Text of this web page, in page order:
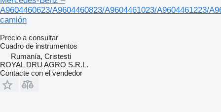
A9604460623/A9604460823/A9604461023/A9604461223/
camión
Precio a consultar
Cuadro de instrumentos
Rumanía, Cristesti
ROYAL DRU AGRO S.R.L.
Contacte con el vendedor